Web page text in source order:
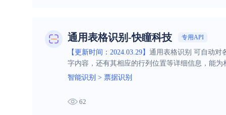
通用表格识别-快瞳科技 专用API
【更新时间：2024.03.29】 通用表格识别 可自动对
字内容，还有其相应的行列位置等详细信息，能
智能识别 > 票据识别
62